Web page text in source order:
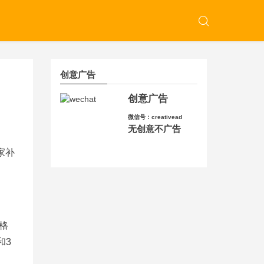
补
3
创意广告
创意广告
微信号：creativead
无创意不广告